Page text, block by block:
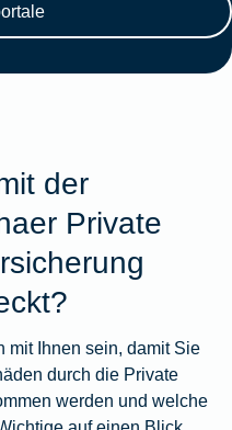
der
Private
mit Ihnen sein, damit Sie
durch die Private
werden und welche